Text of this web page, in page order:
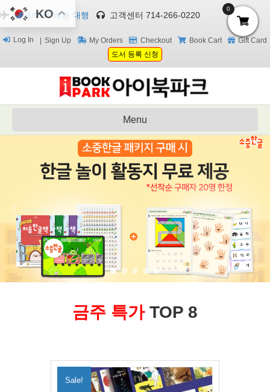
한국/미국 배송 대행 고객센터 714-266-0220
Log In Sign Up My Orders Checkout Book Cart
Gift Card
도서 등록 신청
Menu
금주 특가 TOP 8
Sale!
KO 0